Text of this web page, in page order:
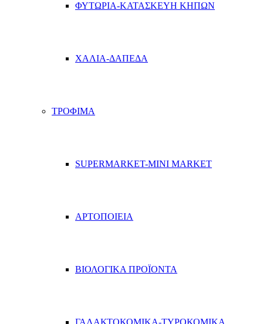
ΦΥΤΩΡΙΑ-ΚΑΤΑΣΚΕΥΗ ΚΗΠΩΝ
ΧΑΛΙΑ-ΔΑΠΕΔΑ
ΤΡΟΦΙΜΑ
SUPERMARKET-MINI MARKET
ΑΡΤΟΠΟΙΕΙΑ
ΒΙΟΛΟΓΙΚΑ ΠΡΟΪΟΝΤΑ
ΓΑΛΑΚΤΟΚΟΜΙΚΑ-ΤΥΡΟΚΟΜΙΚΑ